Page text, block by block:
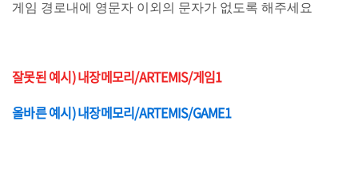
게임 경로내에 영문자 이외의 문자가 없도록 해주세요
잘못된 예시)내장메모리/ARTEMIS/게임1
올바른 예시)내장메모리/ARTEMIS/GAME1